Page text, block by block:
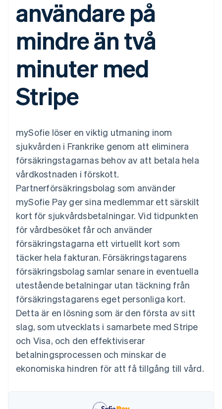
Link
Accelererad kassaprocess
Länkade finanskontodata
Recognition
Automatiserad
redovisning
Stripe Sigma
Anpassade
rapporter
Data Pipeline
Datasynkronisering
Mer
Se vad som kommer härnäst
Radar
Bedrägeribekämpning
Bolagsbildning för startups
Climate
Koldioxidinfångning
Identity
Identitetsverifiering online
Stripe Sessions 2026
Se hur Stripe bygger den ekonomiska
Titta nu
Plattformar
SaaS
AI-företag
Spel
Besöksnäring, resor
Media och
underhållning
Ideella organisationer
Professionella tjänster
Offentlig sektor
Detaljhandel
Ecosystem
Partner
Stripe App Marketplace
Erbjud
användningsbaserad
fakturering
Utfärda stablecoin-
stödda kort
Tillhandahåll och
hantera tjänster med
agenter
Appintegrationer
Kodexempel
Utvecklarblogg
API-status
Företag
Produktplan
Sessions årliga
konferens
Karriärer
Nyhetsrum
Stripe Press
Kontakt
Bli partner
användare på
mindre än två
minuter med
Stripe
mySofie löser en viktig utmaning inom
sjukvården i Frankrike genom att eliminera
försäkringstagarnas behov av att betala hela
vårdkostnaden i förskott.
Partnerförsäkringsbolag som använder
mySofie Pay ger sina medlemmar ett särskilt
kort för sjukvårdsbetalningar. Vid tidpunkten
för vårdbesöket får och använder
försäkringstagarna ett virtuellt kort som
täcker hela fakturan. Försäkringstagarens
försäkringsbolag samlar senare in eventuella
utestående betalningar utan täckning från
försäkringstagarens eget personliga kort.
Detta är en lösning som är den första av sitt
slag, som utvecklats i samarbete med Stripe
och Visa, och den effektiviserar
betalningsprocessen och minskar de
ekonomiska hindren för att få tillgång till vård.